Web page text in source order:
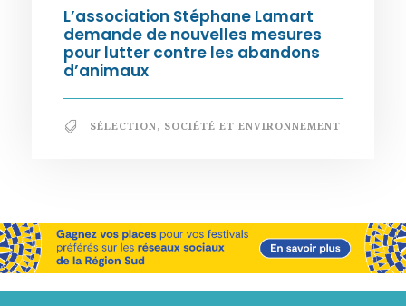
L’association Stéphane Lamart
demande de nouvelles mesures
pour lutter contre les abandons
d’animaux
SÉLECTION, SOCIÉTÉ ET ENVIRONNEMENT